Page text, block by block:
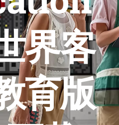
界客
育版